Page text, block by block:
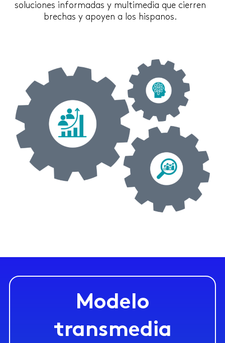
soluciones informadas y multimedia que cierren
brechas y apoyen a los hispanos.
Modelo
transmedia